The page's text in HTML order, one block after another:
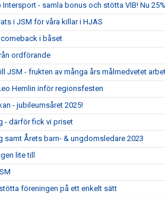
Intersport - samla bonus och stötta VIB! Nu
i JSM för våra killar i HJAS
i båset
ordförande
JSM - frukten av många års målmedvetet
Hemlin inför regionsfesten
- jubileumsåret 2025!
- därför fick vi priset
samt Årets barn- & ungdomsledare 2023
lite till
föreningen på ett enkelt sätt